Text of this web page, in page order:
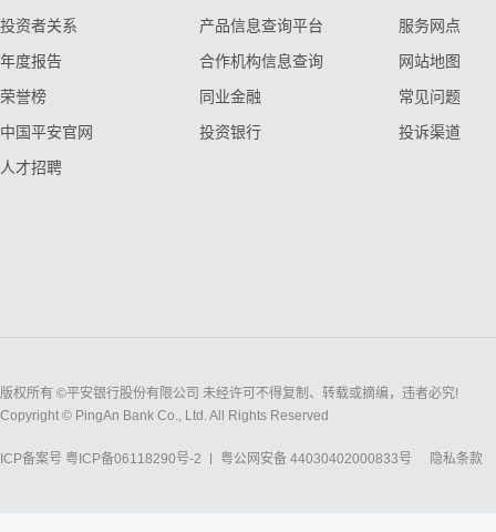
投资者关系
年度报告
荣誉榜
中国平安官网
人才招聘
产品信息查询平台
合作机构信息查询
同业金融
投资银行
服务网点
网站地图
常见问题
投诉渠道
版权所有 ©平安银行股份有限公司 未经许可不得复制、转载或摘编，违者必究!
Copyright © PingAn Bank Co., Ltd. All Rights Reserved
ICP备案号 粤ICP备06118290号-2 粤公网安备 44030402000833号 隐私条款